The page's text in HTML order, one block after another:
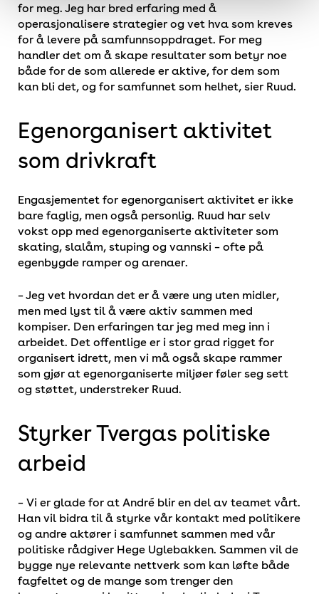
for meg. Jeg har bred erfaring med å
operasjonalisere strategier og vet hva som kreves
for å levere på samfunnsoppdraget. For meg
handler det om å skape resultater som betyr noe
både for de som allerede er aktive, for dem som
kan bli det, og for samfunnet som helhet, sier Ruud.
Egenorganisert aktivitet
som drivkraft
Engasjementet for egenorganisert aktivitet er ikke
bare faglig, men også personlig. Ruud har selv
vokst opp med egenorganiserte aktiviteter som
skating, slalåm, stuping og vannski – ofte på
egenbygde ramper og arenaer.
– Jeg vet hvordan det er å være ung uten midler,
men med lyst til å være aktiv sammen med
kompiser. Den erfaringen tar jeg med meg inn i
arbeidet. Det offentlige er i stor grad rigget for
organisert idrett, men vi må også skape rammer
som gjør at egenorganiserte miljøer føler seg sett
og støttet, understreker Ruud.
Styrker Tvergas politiske
arbeid
– Vi er glade for at André blir en del av teamet vårt.
Han vil bidra til å styrke vår kontakt med politikere
og andre aktører i samfunnet sammen med vår
politiske rådgiver Hege Uglebakken. Sammen vil de
bygge nye relevante nettverk som kan løfte både
fagfeltet og de mange som trenger den